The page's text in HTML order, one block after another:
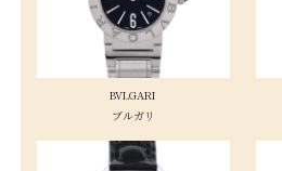
BVLGARI
ブルガリ